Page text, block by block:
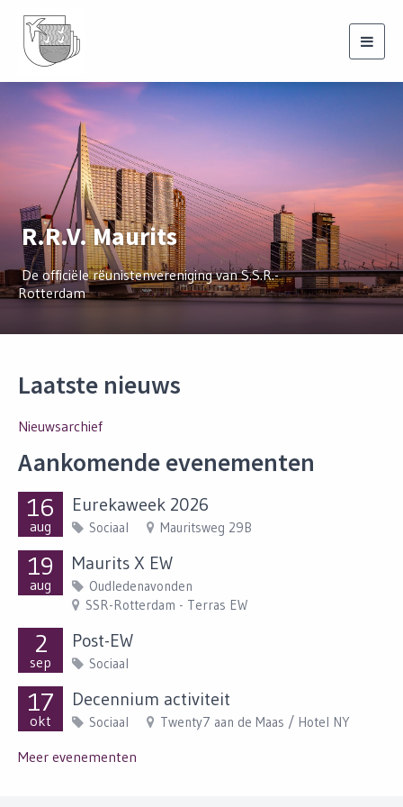
R.R.V. Maurits
De officiële rëunistenvereniging van S.S.R.-
Rotterdam
Laatste nieuws
Nieuwsarchief
Aankomende evenementen
16
aug
Eurekaweek 2026
Sociaal Mauritsweg 29B
19
aug
Maurits X EW
Oudledenavonden
SSR-Rotterdam - Terras EW
2
sep
Post-EW
Sociaal
17
okt
Decennium activiteit
Sociaal Twenty7 aan de Maas / Hotel NY
Meer evenementen